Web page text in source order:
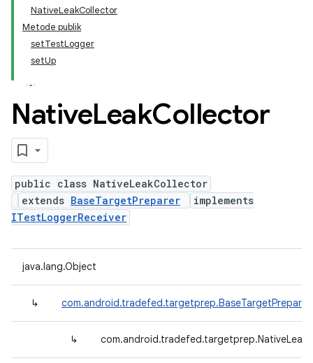
NativeLeakCollector
Metode publik
setTestLogger
setUp
NativeLeakCollector
public class NativeLeakCollector
extends BaseTargetPreparer
implements
ITestLoggerReceiver
java.lang.Object
↳ com.android.tradefed.targetprep.BaseTargetPreparer
↳